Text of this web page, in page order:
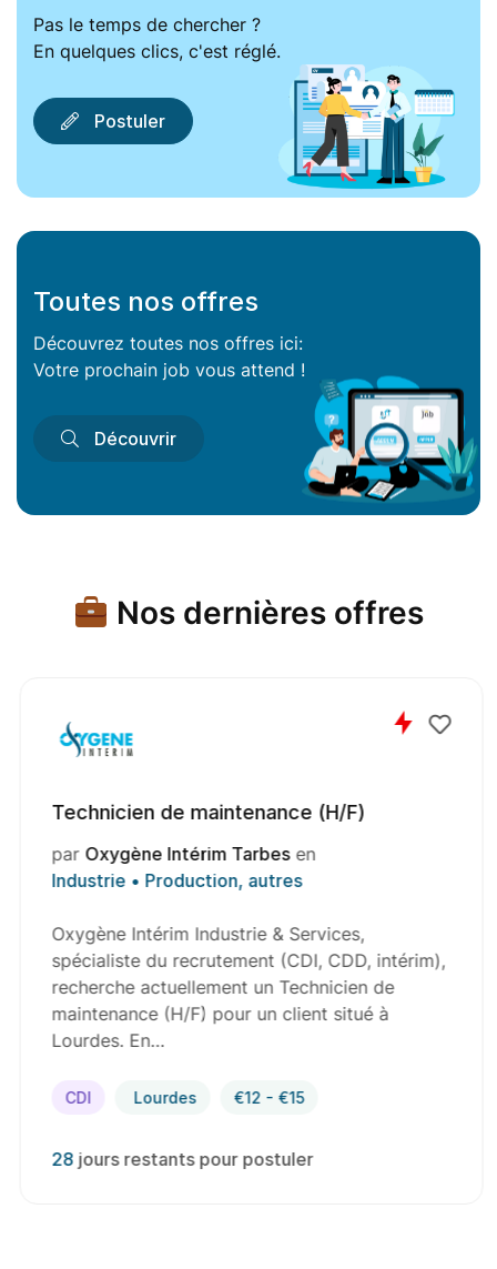
Pas le temps de chercher ?
En quelques clics, c'est réglé.
Postuler
Toutes nos offres
Découvrez toutes nos offres ici:
Votre prochain job vous attend !
Découvrir
Nos dernières offres
Technicien de maintenance (H/F)
par Oxygène Intérim Tarbesen
Industrie • Production, autres
Oxygène Intérim Industrie & Services,
spécialiste du recrutement (CDI, CDD, intérim),
recherche actuellement un Technicien de
maintenance (H/F) pour un client situé à
Lourdes. En…
CDI Lourdes €12 - €15
28 jours restants pour postuler